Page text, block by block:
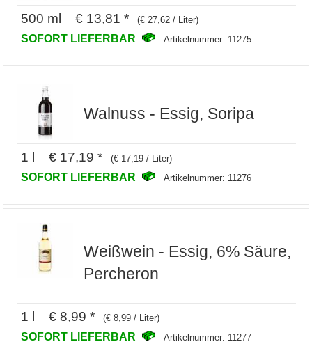
500 ml € 13,81 * (€ 27,62 / Liter)
SOFORT LIEFERBAR Artikelnummer: 11275
Walnuss - Essig, Soripa
1 l € 17,19 * (€ 17,19 / Liter)
SOFORT LIEFERBAR Artikelnummer: 11276
Weißwein - Essig, 6% Säure,
Percheron
1 l € 8,99 * (€ 8,99 / Liter)
SOFORT LIEFERBAR Artikelnummer: 11277